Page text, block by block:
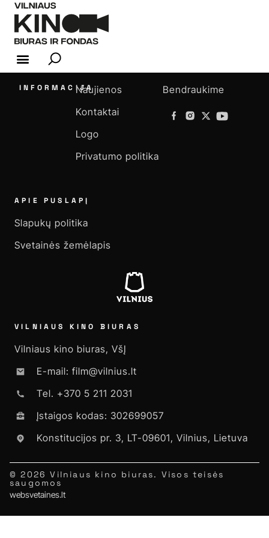
INFORMACIJANaujienos
Kontaktai
Logo
Privatumo politika
Bendraukime
APIE PUSLAPĮ
Slapukų politika
Svetainės žemėlapis
VILNIAUS KINO BIURAS
Vilniaus kino biuras, VšĮ
E-mail: film@vilnius.lt
Tel. +370 5 211 2031
Įstaigos kodas: 302699057
Konstitucijos pr. 3, LT-09601, Vilnius, Lietuva
© 2026 Vilniaus kino biuras. Visos teisės
saugomos
websvetaines.lt